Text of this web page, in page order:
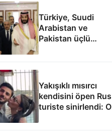
Türkiye, Suudi
Arabistan ve
Pakistan üçlü
Yakışıklı mısırcı
kendisini öpen Rus
turiste sinirlendi: O